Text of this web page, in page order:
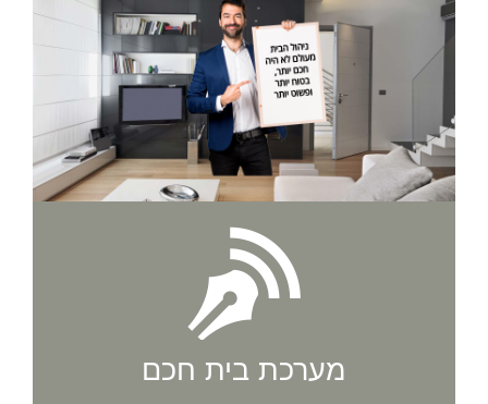
מערכת בית חכם